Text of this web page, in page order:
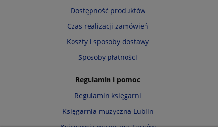
Dostępność produktów
Czas realizacji zamówień
Koszty i sposoby dostawy
Sposoby płatności
Regulamin i pomoc
Regulamin księgarni
Księgarnia muzyczna Lublin
Księgarnia muzyczna Tarnów